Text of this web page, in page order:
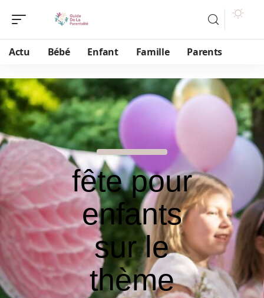
Actu Bébé Enfant Famille Parents
fête pour
enfants
sur le
thème